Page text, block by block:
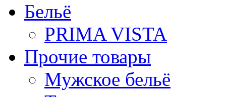
Бельё
PRIMA VISTA
Прочие товары
Мужское бельё